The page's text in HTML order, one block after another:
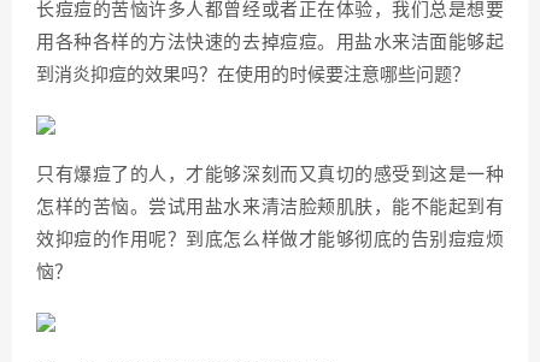
长痘痘的苦恼许多人都曾经或者正在体验，我们总是想要
用各种各样的方法快速的去掉痘痘。用盐水来洁面能够起
到消炎抑痘的效果吗？在使用的时候要注意哪些问题？
只有爆痘了的人，才能够深刻而又真切的感受到这是一种
怎样的苦恼。尝试用盐水来清洁脸颊肌肤，能不能起到有
效抑痘的作用呢？到底怎么样做才能够彻底的告别痘痘烦
恼？